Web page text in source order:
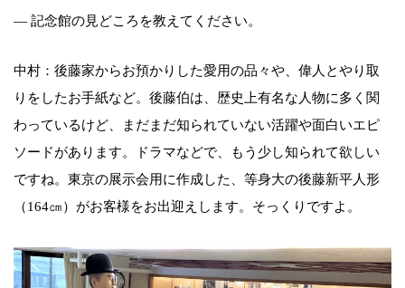
— 記念館の見どころを教えてください。
中村：後藤家からお預かりした愛用の品々や、偉人とやり取
りをしたお手紙など。後藤伯は、歴史上有名な人物に多く関
わっているけど、まだまだ知られていない活躍や面白いエピ
ソードがあります。ドラマなどで、もう少し知られて欲しい
ですね。東京の展示会用に作成した、等身大の後藤新平人形
（164㎝）がお客様をお出迎えします。そっくりですよ。